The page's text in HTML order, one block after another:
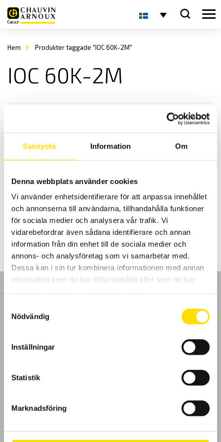
Samtycke Information Om
Denna webbplats använder cookies
Vi använder enhetsidentifierare för att anpassa innehållet
och annonserna till användarna, tillhandahålla funktioner
för sociala medier och analysera vår trafik. Vi
vidarebefordrar även sådana identifierare och annan
information från din enhet till de sociala medier och
annons- och analysföretag som vi samarbetar med.
Dessa kan i sin tur kombinera informationen med annan
information som du har tillhandahållit eller som de har
Nödvändig
Inställningar
Statistik
Marknadsföring
Hem Produkter taggade "IOC 60K-2M"
IOC 60K-2M
KERN IOC Plattformsvåg
användningsområden med maxkapacitet upp till 600 kg
4,650.00 kr –9,850.00krPrisintervall:
4,650.00 kr
till
9,850.00 kr
LÄS MER